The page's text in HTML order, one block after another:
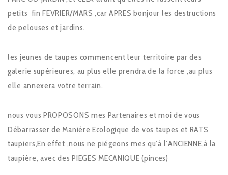
petits fin FEVRIER/MARS ,car APRES bonjour les destructions
de pelouses et jardins.
les jeunes de taupes commencent leur territoire par des
galerie supérieures, au plus elle prendra de la force ,au plus
elle annexera votre terrain.
nous vous PROPOSONS mes Partenaires et moi de vous
Débarrasser de Maniére Ecologique de vos taupes et RATS
taupiers,En effet ,nous ne piégeons mes qu’à l’ANCIENNE,à la
taupière, avec des PIEGES MECANIQUE (pinces)